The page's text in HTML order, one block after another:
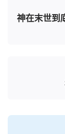
神在末世到